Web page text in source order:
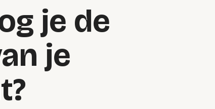
je de
je